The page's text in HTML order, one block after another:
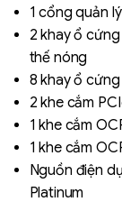
1 cổng quản
2 khay ổ
thế nóng
8 khay ổ
2 khe cắm
1 khe cắm
1 khe cắm
Nguồn điện
Platinum